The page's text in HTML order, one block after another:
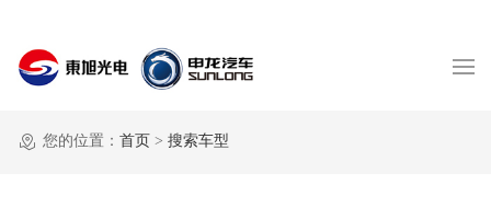
您的位置： 首页 > 搜索车型